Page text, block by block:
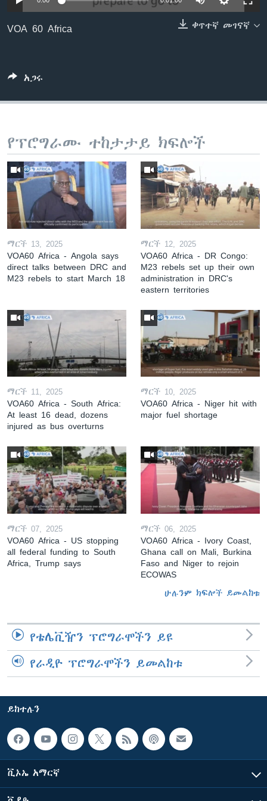
ቀጥተኛ መገናኛ
VOA 60 Africa
አጋሩ
የፕሮግራሙ ተከታታይ ክፍሎች
ማርች 13, 2025
VOA60 Africa - Angola says
direct talks between DRC and
M23 rebels to start March 18
ማርች 12, 2025
VOA60 Africa - DR Congo:
M23 rebels set up their own
administration in DRC's
eastern territories
ማርች 11, 2025
VOA60 Africa - South Africa:
At least 16 dead, dozens
injured as bus overturns
ማርች 10, 2025
VOA60 Africa - Niger hit with
major fuel shortage
ማርች 07, 2025
VOA60 Africa - US stopping
all federal funding to South
Africa, Trump says
ማርች 06, 2025
VOA60 Africa - Ivory Coast,
Ghana call on Mali, Burkina
Faso and Niger to rejoin
ECOWAS
ሁሉንም ክፍሎች ይመልከቱ
የቴሌቪዥን ፕሮግራሞችን ይዩ
የራዲዮ ፕሮግራሞችን ይመልከቱ
ይከተሉን
ቪኦኤ አማርኛ